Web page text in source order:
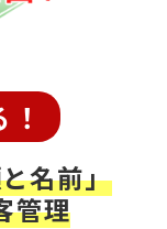
名前」
管理